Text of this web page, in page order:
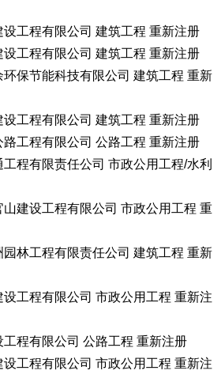
工程有限公司 建筑工程 重新注册
工程有限公司 建筑工程 重新注册
保节能科技有限公司 建筑工程 重新
工程有限公司 建筑工程 重新注册
工程有限公司 公路工程 重新注册
程有限责任公司 市政公用工程/水利
建设工程有限公司 市政公用工程 重
林工程有限责任公司 建筑工程 重新
工程有限公司 市政公用工程 重新注
程有限公司 公路工程 重新注册
工程有限公司 市政公用工程 重新注